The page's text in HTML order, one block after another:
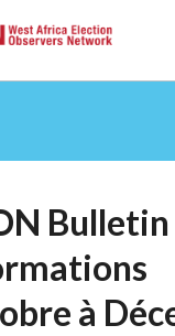
Bulletin
à